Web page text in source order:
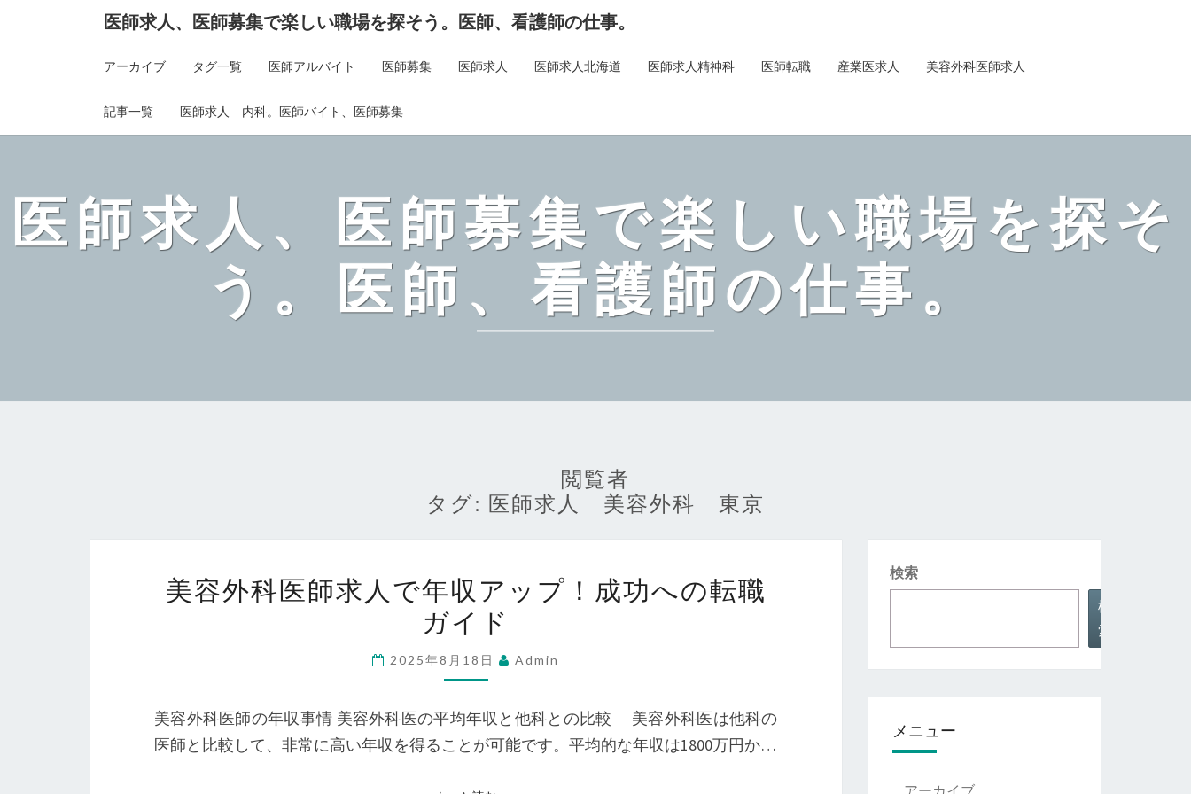
医師求人、医師募集で楽しい職場を探そう。医師、看護師の仕事。
アーカイブ タグ一覧 医師アルバイト 医師募集 医師求人 医師求人北海道 医師求人精神科 医師転職 産業医求人 美容外科医師求人
記事一覧 医師求人 内科。医師バイト、医師募集
医師求人、医師募集で楽しい職場を探そ
う。医師、看護師の仕事。
閲覧者
タグ: 医師求人 美容外科 東京
容
外
医
求
人
美容外科医師求人で年収アップ！成功への転職
ガイド
2025年8月18日 Admin
美容外科医師の年収事情 美容外科医の平均年収と他科との比較 美容外科医は他科の
医師と比較して、非常に高い年収を得ることが可能です。平均的な年収は1800万円か…
検索
検
索
メニュー
アーカイブ